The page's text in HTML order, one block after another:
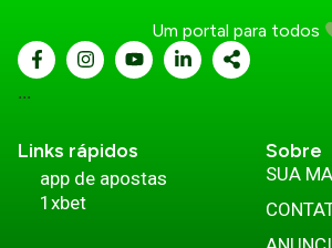
Um portal para todos
...
Links rápidos
app de apostas
1xbet
Sobre
SUA